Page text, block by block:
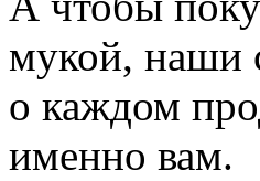
мукой, наши
о каждом
именно вам.